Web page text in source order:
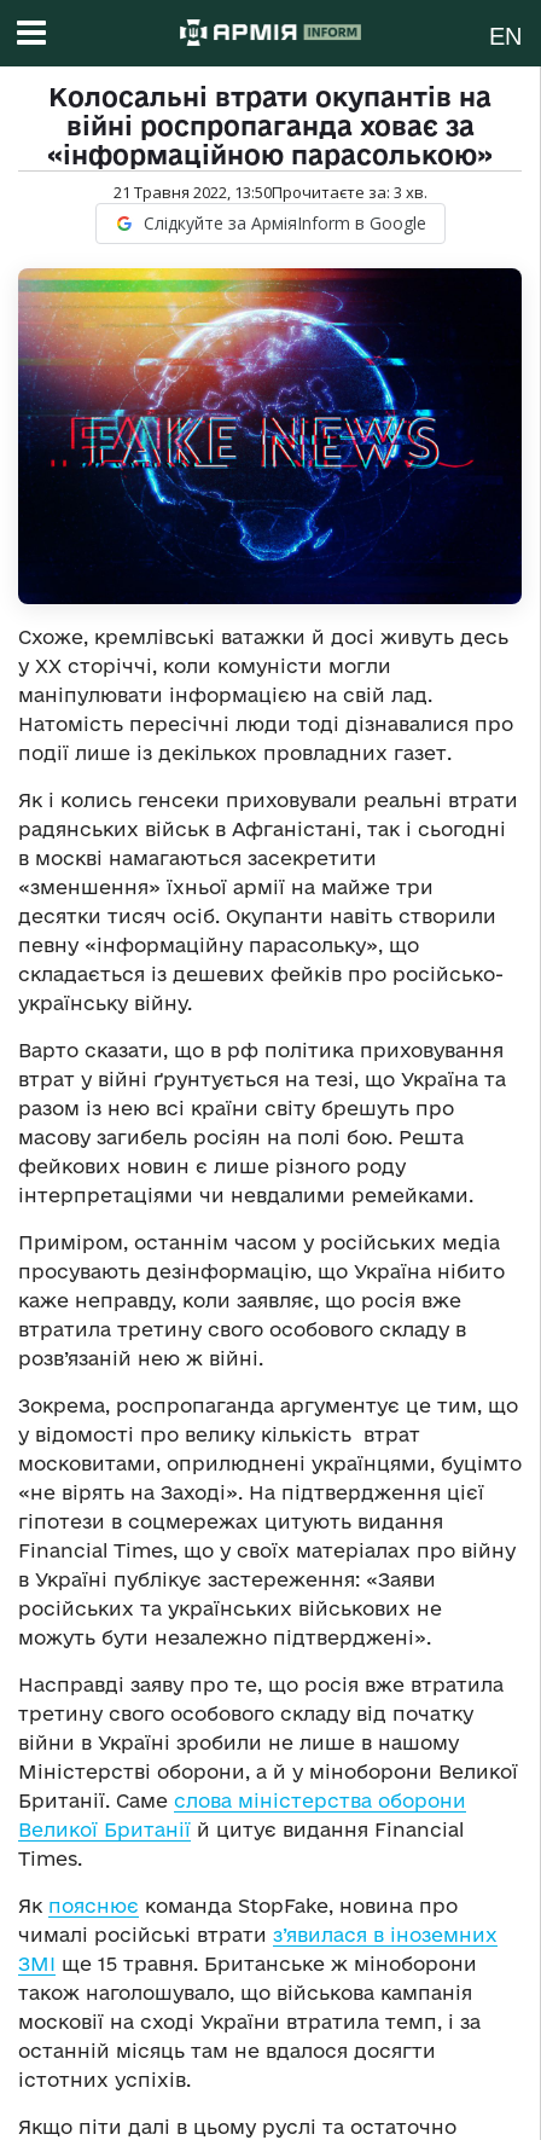
EN
Колосальні втрати окупантів на
війні роспропаганда ховає за
«інформаційною парасолькою»
21 Травня 2022, 13:50Прочитаєте за: 3 хв.
Слідкуйте за АрміяInform в Google
Схоже, кремлівські ватажки й досі живуть десь
у XX сторіччі, коли комуністи могли
маніпулювати інформацією на свій лад.
Натомість пересічні люди тоді дізнавалися про
події лише із декількох провладних газет.
Як і колись генсеки приховували реальні втрати
радянських військ в Афганістані, так і сьогодні
в москві намагаються засекретити
«зменшення» їхньої армії на майже три
десятки тисяч осіб. Окупанти навіть створили
певну «інформаційну парасольку», що
складається із дешевих фейків про російсько-
українську війну.
Варто сказати, що в рф політика приховування
втрат у війні ґрунтується на тезі, що Україна та
разом із нею всі країни світу брешуть про
масову загибель росіян на полі бою. Решта
фейкових новин є лише різного роду
інтерпретаціями чи невдалими ремейками.
Приміром, останнім часом у російських медіа
просувають дезінформацію, що Україна нібито
каже неправду, коли заявляє, що росія вже
втратила третину свого особового складу в
розв’язаній нею ж війні.
Зокрема, роспропаганда аргументує це тим, що
у відомості про велику кількість втрат
московитами, оприлюднені українцями, буцімто
«не вірять на Заході». На підтвердження цієї
гіпотези в соцмережах цитують видання
Financial Times, що у своїх матеріалах про війну
в Україні публікує застереження: «Заяви
російських та українських військових не
можуть бути незалежно підтверджені».
Насправді заяву про те, що росія вже втратила
третину свого особового складу від початку
війни в Україні зробили не лише в нашому
Міністерстві оборони, а й у міноборони Великої
Британії. Саме слова міністерства оборони
Великої Британії й цитує видання Financial
Times.
Як пояснює команда StopFake, новина про
чималі російські втрати з’явилася в іноземних
ЗМІ ще 15 травня. Британське ж міноборони
також наголошувало, що військова кампанія
московії на сході України втратила темп, і за
останній місяць там не вдалося досягти
істотних успіхів.
Якщо піти далі в цьому руслі та остаточно